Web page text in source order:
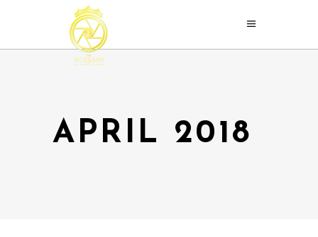
APRIL 2018